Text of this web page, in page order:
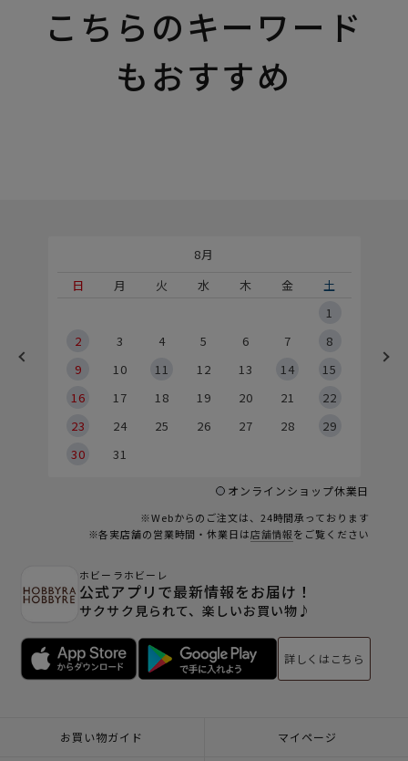
こちらのキーワード
もおすすめ
8月
日
月 火 水 木 金
土
1
2
3 4 5 6 7
8
9
10 11 12 13 14
15
16
17 18 19 20 21
22
23
24 25 26 27 28
29
30
31
オンラインショップ休業日
※Webからのご注文は、24時間承っております
※各実店舗の営業時間・休業日は店舗情報をご覧ください
ホビーラホビーレ
公式アプリで最新情報をお届け！
サクサク見られて、楽しいお買い物♪
詳しくはこちら
お買い物ガイド マイページ